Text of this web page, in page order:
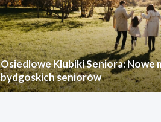
Osiedlowe Klubiki Seniora: Nowe
bydgoskich seniorów